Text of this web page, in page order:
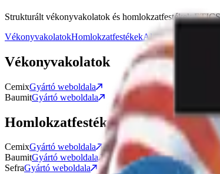
Strukturált vékonyvakolatok és homlokzatfestékek
VékonyvakolatokHomlokzatfestékekAlapozók
Vékonyvakolatok
CemixGyártó weboldala
BaumitGyártó weboldala
Homlokzatfestékek
CemixGyártó weboldala
BaumitGyártó weboldala
SefraGyártó weboldala